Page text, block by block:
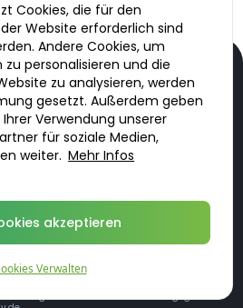
Service
Atrium Stables Market Chalk Farm Road
81205864 abgegeben.
Cookies, die für den
Website erforderlich sind
Andere Cookies, um
personalisieren und die
zu analysieren, werden
gesetzt. Außerdem geben
Verwendung unserer
für soziale Medien,
weiter. Mehr Infos
akzeptieren
Verwalten